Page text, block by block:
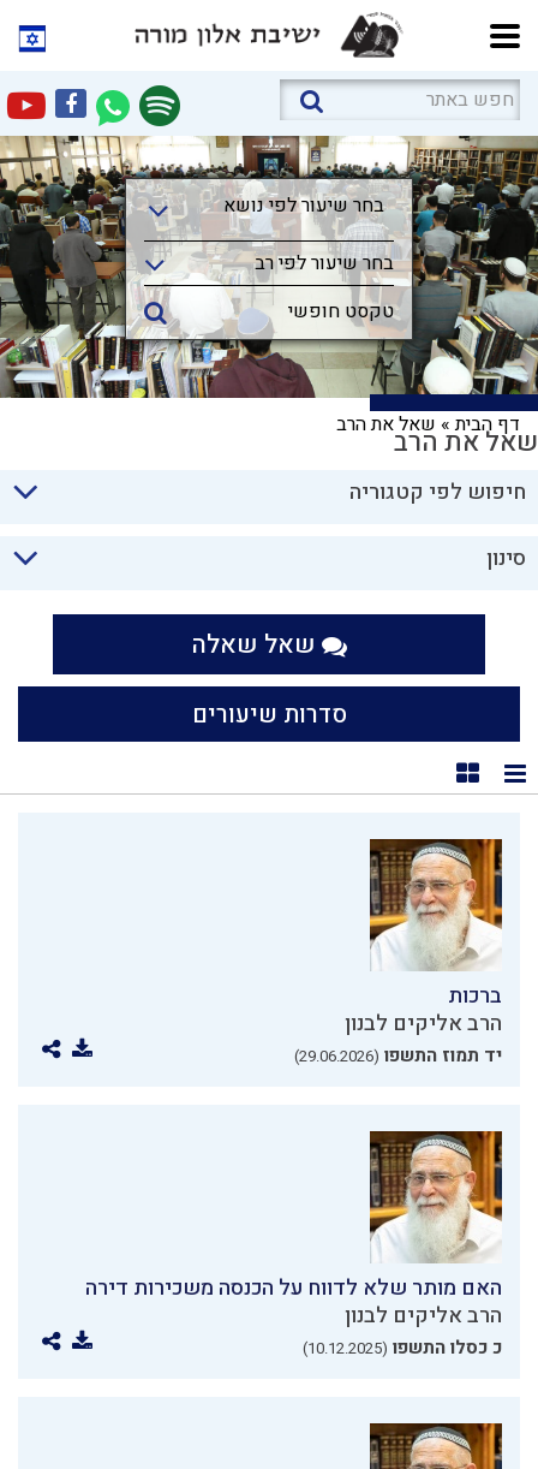
בחר שיעור לפי נושא
בחר שיעור לפי נושא
בחר שיעור לפי רב
דף הבית» שאל את הרבשאל את הרב
חיפוש לפי קטגוריה
סינון
שאל שאלה
סדרות שיעורים
תצוגת רשימה
תצוגת קוביות
ברכות
הרב אליקים לבנון
יד תמוז התשפו (29.06.2026)
האם מותר שלא לדווח על הכנסה משכירות דירה
הרב אליקים לבנון
כ כסלו התשפו (10.12.2025)